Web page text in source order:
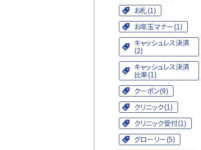
お札(1)
お年玉マナー(1)
キャッシュレス決済
(2)
キャッシュレス決済
比率(1)
クーポン(9)
クリニック(1)
クリニック受付(1)
グローリー(5)